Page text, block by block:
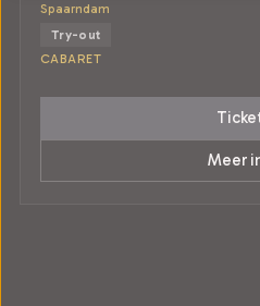
Spaarndam
Try-out
CABARET
Meer